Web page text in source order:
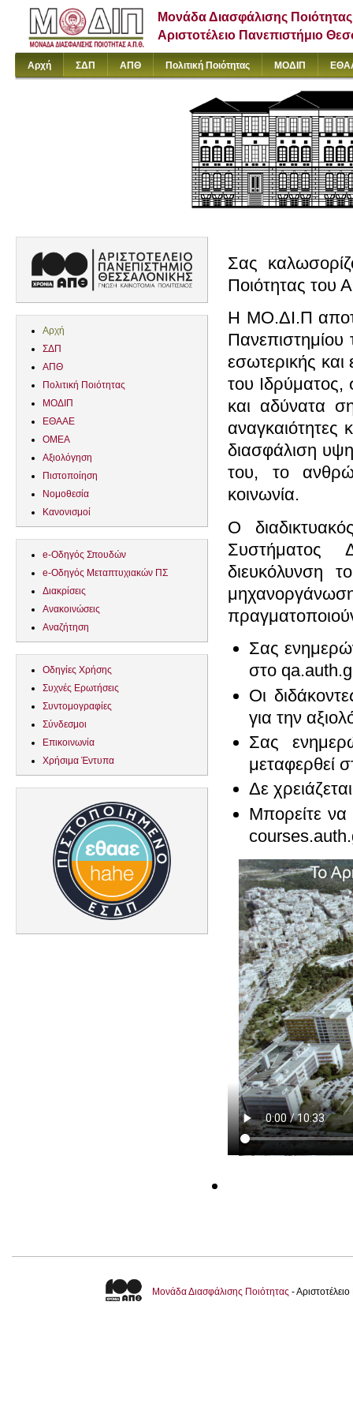
Μονάδα Διασφάλισης Ποιότητας
Αριστοτέλειο Πανεπιστήμιο
Αρχή ΣΔΠ ΑΠΘ Πολιτική Ποιότητας ΜΟΔΙΠ
Αρχή
ΣΔΠ
ΑΠΘ
Πολιτική Ποιότητας
ΜΟΔΙΠ
ΕΘΑΑΕ
ΟΜΕΑ
Αξιολόγηση
Πιστοποίηση
Νομοθεσία
Κανονισμοί
e-Οδηγός Σπουδών
e-Οδηγός Μεταπτυχιακών ΠΣ
Διακρίσεις
Ανακοινώσεις
Αναζήτηση
Οδηγίες Χρήσης
Συχνές Ερωτήσεις
Συντομογραφίες
Σύνδεσμοι
Επικοινωνία
Χρήσιμα Έντυπα
Σας
Ποιότητας του
Η ΜΟ.ΔΙ.Π
εσωτερικής
του Ιδρύματος,
και αδύνατα
αναγκαιότητες
διασφάλιση
του, το
κοινωνία.
Ο
Συστήματος
διευκόλυνση
Σας
στο
Οι
για την
Σας
μεταφερθεί
Δε
Mπορείτε
Μονάδα Διασφάλισης Ποιότητας -